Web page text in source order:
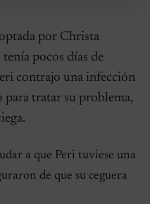
por Christa
pocos días de
contrajo una infección
tratar su problema,
a que Peri tuviese una
de que su ceguera